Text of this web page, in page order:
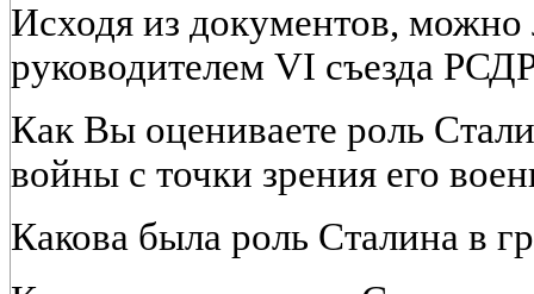
Исходя из документов, можно
руководителем VI съезда
Как Вы оцениваете роль
войны с точки зрения его
Какова была роль Сталина в